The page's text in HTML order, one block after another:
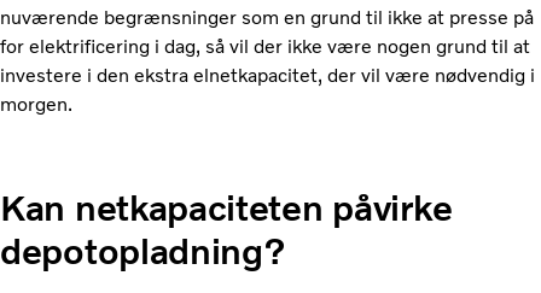
nuværende begrænsninger som en grund til ikke at presse på
for elektrificering i dag, så vil der ikke være nogen grund til at
investere i den ekstra elnetkapacitet, der vil være nødvendig i
morgen.
Kan netkapaciteten påvirke
depotopladning?